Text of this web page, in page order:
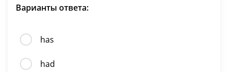
Варианты ответа:
has
had